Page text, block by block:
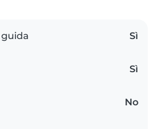
Sì
Sì
No